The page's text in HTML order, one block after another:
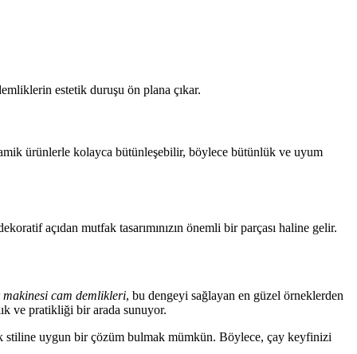
estetik duruşu ön plana çıkar.
ürünlerle kolayca bütünleşebilir, böylece bütünlük ve uyum
açıdan mutfak tasarımınızın önemli bir parçası haline gelir.
makinesi cam demlikleri, bu dengeyi sağlayan en güzel örneklerden
ve pratikliği bir arada sunuyor.
stiline uygun bir çözüm bulmak mümkün. Böylece, çay keyfinizi